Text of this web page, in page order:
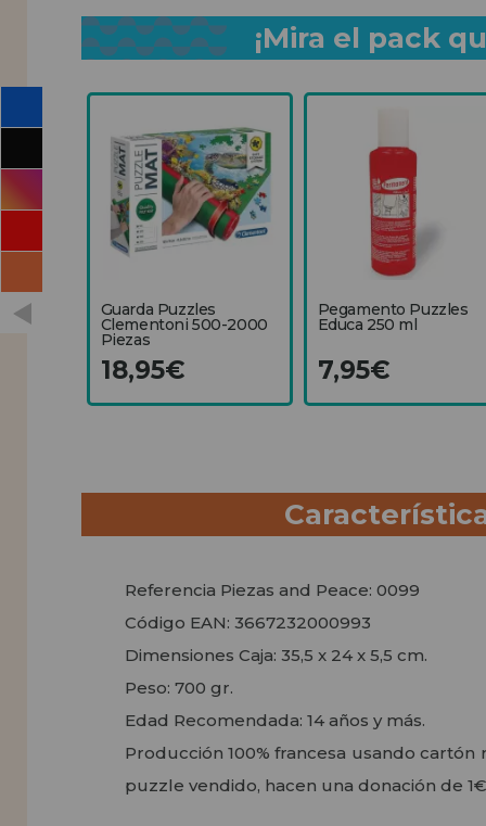
¡Mira el pack
Guarda Puzzles
Clementoni 500-2000
Piezas
18,95€
Pegamento Puzzles
Educa 250 ml
7,95€
Referencia Piezas and Peace: 0099
Código EAN: 3667232000993
Dimensiones Caja: 35,5 x 24 x 5,5 cm.
Peso: 700 gr.
Edad Recomendada: 14 años y más.
Producción 100% francesa usando
puzzle vendido, hacen una donación de